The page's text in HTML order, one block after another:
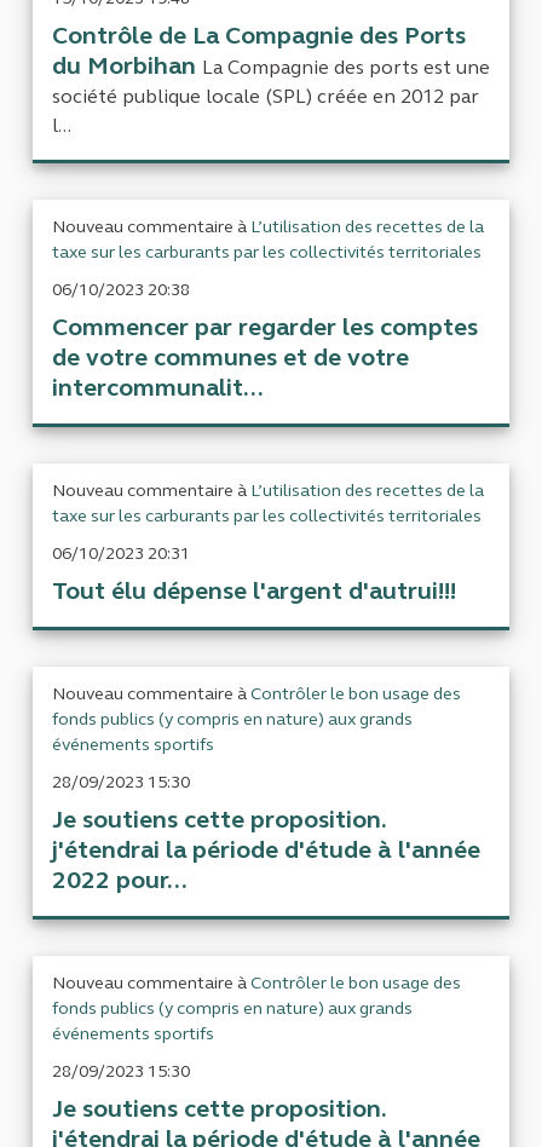
Contrôle de La Compagnie des Ports
du Morbihan La Compagnie des ports est une
société publique locale (SPL) créée en 2012 par
l...
Nouveau commentaire à L’utilisation des recettes de la
taxe sur les carburants par les collectivités territoriales
06/10/2023 20:38
Commencer par regarder les comptes
de votre communes et de votre
intercommunalit...
Nouveau commentaire à L’utilisation des recettes de la
taxe sur les carburants par les collectivités territoriales
06/10/2023 20:31
Tout élu dépense l'argent d'autrui!!!
Nouveau commentaire àContrôler le bon usage des
fonds publics (y compris en nature) aux grands
événements sportifs
28/09/2023 15:30
Je soutiens cette proposition.
j'étendrai la période d'étude à l'année
2022 pour...
Nouveau commentaire àContrôler le bon usage des
fonds publics (y compris en nature) aux grands
événements sportifs
28/09/2023 15:30
Je soutiens cette proposition.
j'étendrai la période d'étude à l'année